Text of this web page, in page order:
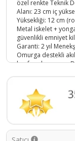
özel renkte Teknik
Alanı: 23 cm iç
Yüksekliği: 12 cm
Metal iskelet +
güvenlikli emniyet
Garanti: 2 yıl
Omurga destekli
konfor alanı sunar
Kalınlığı
Kullanım: Tercihe
Temizlenebilir Dış
şeklinde
saat arasındadır
Ürün Kodu :10825-